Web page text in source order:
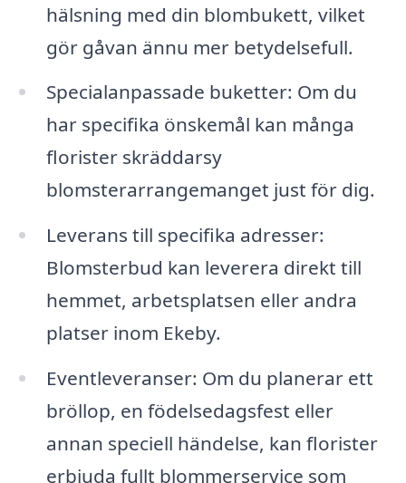
hälsning med din blombukett, vilket
gör gåvan ännu mer betydelsefull.
Specialanpassade buketter: Om du
har specifika önskemål kan många
florister skräddarsy
blomsterarrangemanget just för dig.
Leverans till specifika adresser:
Blomsterbud kan leverera direkt till
hemmet, arbetsplatsen eller andra
platser inom Ekeby.
Eventleveranser: Om du planerar ett
bröllop, en födelsedagsfest eller
annan speciell händelse, kan florister
erbjuda fullt blommerservice som